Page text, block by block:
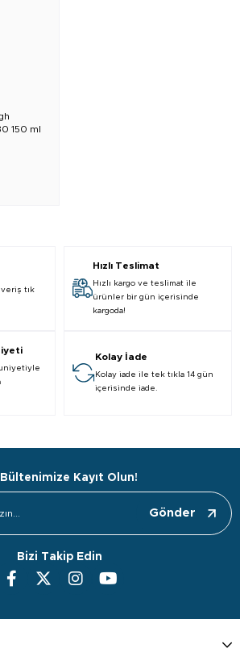
150 ml
tık
Hızlı Teslimat
Hızlı kargo ve teslimat ile
ürünler bir gün içerisinde
kargoda!
Kolay İade
Kolay iade ile tek tıkla 14 gün
içerisinde iade.
Bültenimize Kayıt Olun!
Gönder
Bizi Takip Edin